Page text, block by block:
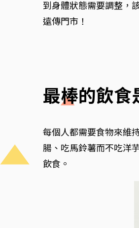
到身體狀態需要調整，
遠傳門市！
最棒的飲食
每個人都需要食物來維
腸、吃馬鈴薯而不吃洋
飲食。